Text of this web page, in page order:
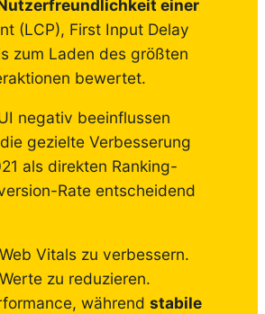
einer
(LCP), First Input Delay
zum Laden des größten
bewertet.
negativ beeinflussen
die gezielte Verbesserung
als direkten Ranking-
Rate entscheidend
Vitals zu verbessern.
zu reduzieren.
während stabile